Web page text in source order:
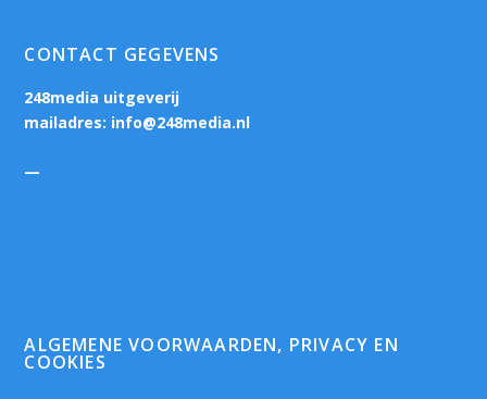
CONTACT GEGEVENS
248media uitgeverij
mailadres: info@248media.nl
—
ALGEMENE VOORWAARDEN, PRIVACY EN
COOKIES